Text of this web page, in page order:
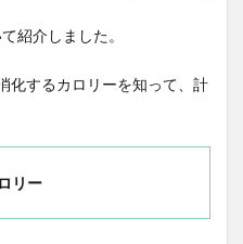
紹介しました。
化するカロリーを知って、計
リー